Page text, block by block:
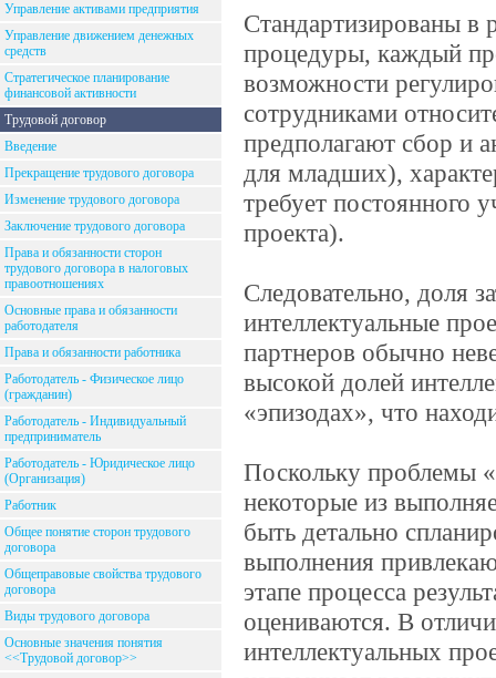
Управление активами предприятия
Управление движением денежных
средств
Стратегическое планирование
финансовой активности
Трудовой договор
Введение
Прекращение трудового договора
Изменение трудового договора
Заключение трудового договора
Права и обязанности сторон
трудового договора в налоговых
правоотношениях
Основные права и обязанности
работодателя
Права и обязанности работника
Работодатель - Физическое лицо
(гражданин)
Работодатель - Индивидуальный
предприниматель
Работодатель - Юридическое лицо
(Организация)
Работник
Общее понятие сторон трудового
договора
Общеправовые свойства трудового
договора
Виды трудового договора
Основные значения понятия
<<Трудовой договор>>
Стандартизированы в
процедуры, каждый
возможности
сотрудниками
предполагают сбор и
для младших),
требует постоянного
проекта).
Следовательно, доля
интеллектуальные
партнеров обычно
высокой долей
«эпизодах», что
Поскольку проблемы
некоторые из
быть детально
выполнения
этапе процесса
оцениваются. В
интеллектуальных